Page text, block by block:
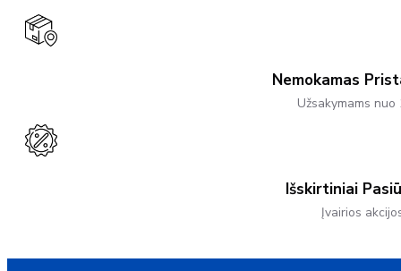
Be
Chosen
On
Nemokamas
Užsakymams nuo
Išskirtiniai
Įvairios